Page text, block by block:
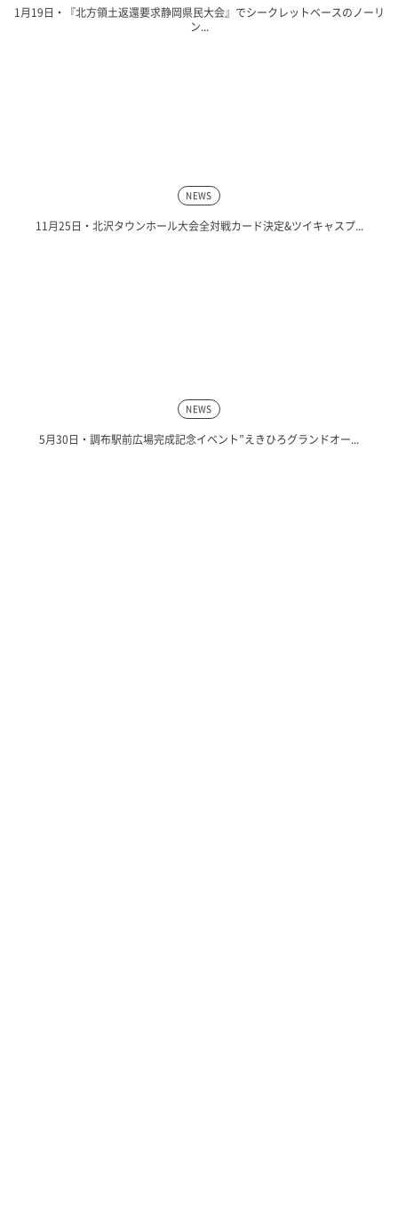
1月19日・『北方領土返還要求静岡県民大会』でシークレットベースのノーリ
ン...
NEWS
11月25日・北沢タウンホール大会全対戦カード決定&ツイキャスプ...
NEWS
5月30日・調布駅前広場完成記念イベント”えきひろグランドオー...